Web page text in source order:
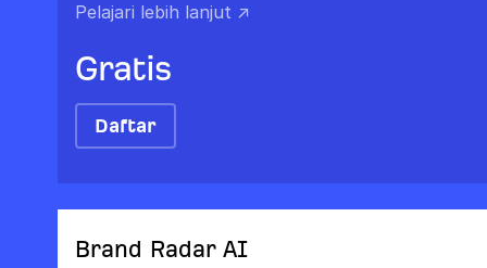
Pelajari lebih lanjut ↗
Gratis
Daftar
Brand Radar AI